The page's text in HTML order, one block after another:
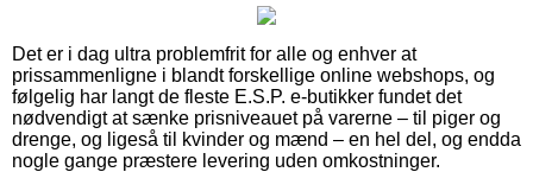
Det er i dag ultra problemfrit for alle og enhver at
prissammenligne i blandt forskellige online webshops, og
følgelig har langt de fleste E.S.P. e-butikker fundet det
nødvendigt at sænke prisniveauet på varerne – til piger og
drenge, og ligeså til kvinder og mænd – en hel del, og endda
nogle gange præstere levering uden omkostninger.